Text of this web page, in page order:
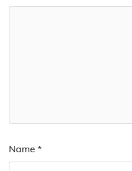
Name *